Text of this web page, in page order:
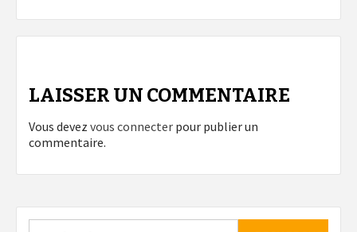
LAISSER UN COMMENTAIRE
Vous devez vous connecter pour publier un
commentaire.